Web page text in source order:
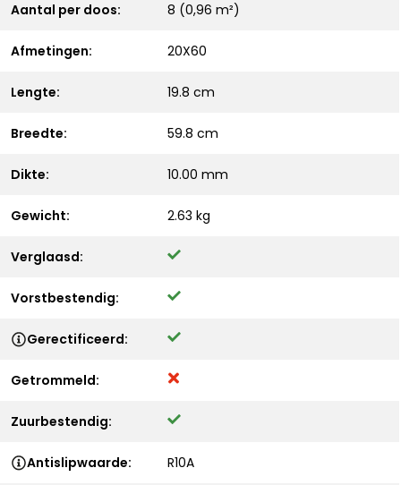
Aantal per doos: 8 (0,96 m²)
Afmetingen: 20X60
Lengte: 19.8 cm
Breedte: 59.8 cm
Dikte: 10.00 mm
Gewicht: 2.63 kg
Verglaasd:
Vorstbestendig:
Gerectificeerd:
Getrommeld:
Zuurbestendig:
Antislipwaarde: R10A